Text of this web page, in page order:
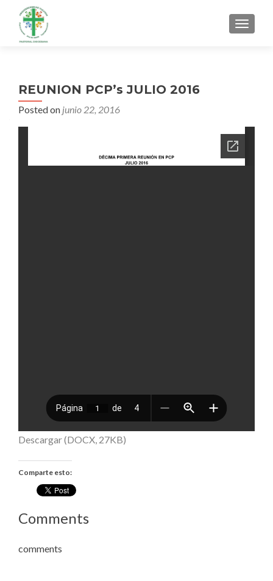
MENU
REUNION PCP’s JULIO 2016
Posted on junio 22, 2016
Descargar (DOCX, 27KB)
Comparte esto:
Comments
comments